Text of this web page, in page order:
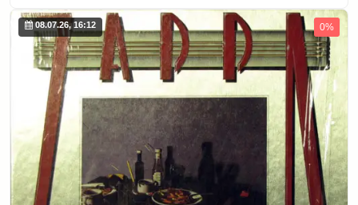
08.07.26, 16:12 0%